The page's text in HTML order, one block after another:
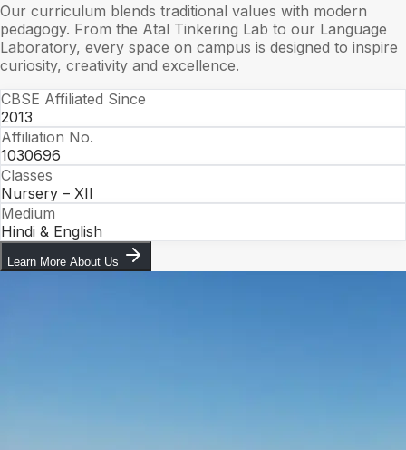
Our curriculum blends traditional values with modern
pedagogy. From the Atal Tinkering Lab to our Language
Laboratory, every space on campus is designed to inspire
curiosity, creativity and excellence.
CBSE Affiliated Since
2013
Affiliation No.
1030696
Classes
Nursery – XII
Medium
Hindi & English
Learn More About Us